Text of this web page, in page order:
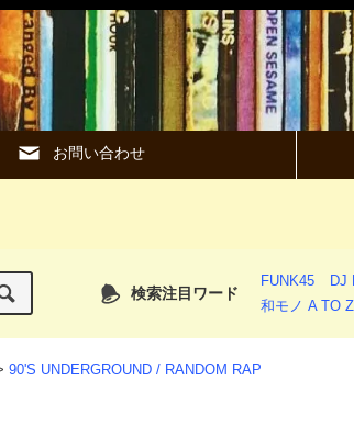
お問い合わせ
検索注目ワード
FUNK45 DJ
和モノ A TO Z
90'S UNDERGROUND / RANDOM RAP